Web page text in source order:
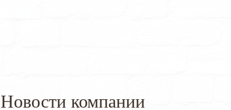
Новости компании